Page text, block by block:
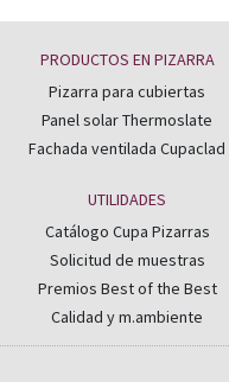
PRODUCTOS EN PIZARRA
Pizarra para cubiertas
Panel solar Thermoslate
Fachada ventilada Cupaclad
UTILIDADES
Catálogo Cupa Pizarras
Solicitud de muestras
Premios Best of the Best
Calidad y m.ambiente